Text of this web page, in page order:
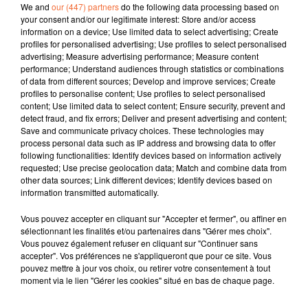
16 septembre 2021 - 14 min 16 sec
JOURNAL DU JEUDI 16 SEPTEMBRE (MIDI)
Fabien Gazeau
L'info près de chez vous
Présenté par Fabien Gazeau
Le service psychiatrie de l'hopital de Niort en manque
de personnel doit fermer des lits temporairement.
L'association 100 pour un en Bocage poursuit sa
mission au soutien des sans-papiers
La Ville de Bressuire propose une déambulation à la
découverte des artistes street art (photo)
La ville de Chauray organise un événementiel autour
des Food Trucks
Enfin, l'école de découverte des sports reprend ses
activités
We and our (447) partnersdo the following data processing based on
your consent and/or our legitimate interest: Store and/or access
information on a device; Use limited data to select advertising; Create
profiles for personalised advertising; Use profiles to select personalised
advertising; Measure advertising performance; Measure content
performance; Understand audiences through statistics or combinations
of data from different sources; Develop and improve services; Create
profiles to personalise content; Use profiles to select personalised
content; Use limited data to select content; Ensure security, prevent and
detect fraud, and fix errors; Deliver and present advertising and content;
Save and communicate privacy choices. These technologies may
process personal data such as IP address and browsing data to offer
following functionalities: Identify devices based on information actively
requested; Use precise geolocation data; Match and combine data from
other data sources; Link different devices; Identify devices based on
information transmitted automatically.
Vous pouvez accepter en cliquant sur "Accepter et fermer", ou affiner en
sélectionnant les finalités et/ou partenaires dans "Gérer mes choix".
Vous pouvez également refuser en cliquant sur "Continuer sans
accepter". Vos préférences ne s'appliqueront que pour ce site. Vous
pouvez mettre à jour vos choix, ou retirer votre consentement à tout
moment via le lien "Gérer les cookies" situé en bas de chaque page.